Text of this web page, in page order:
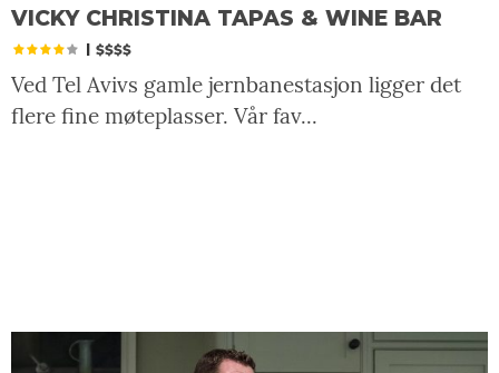
VICKY CHRISTINA TAPAS & WINE BAR
|
Ved Tel Avivs gamle jernbanestasjon ligger det
flere fine møteplasser. Vår fav...